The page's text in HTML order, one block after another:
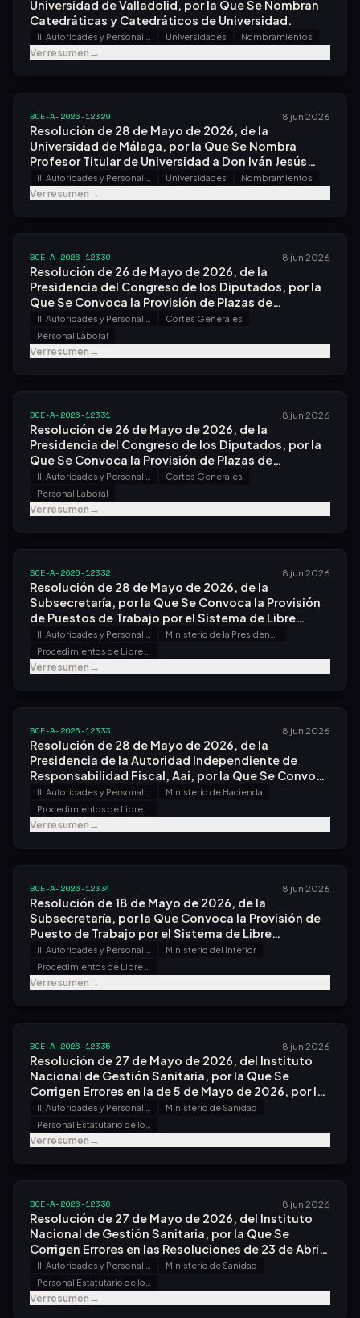
Universidad de Valladolid, por la Que Se Nombran
Catedráticas y Catedráticos de Universidad.
Universidades Nombramientos
Ver resumen→
BOE-A-2026-12329 8 jun 2026
Resolución de 28 de Mayo de 2026, de la
Universidad de Málaga, por la Que Se Nombra
Profesor Titular de Universidad a Don Iván Jesús
Durán Jiménez.
Universidades Nombramientos
Ver resumen→
BOE-A-2026-12330 8 jun 2026
Resolución de 26 de Mayo de 2026, de la
Presidencia del Congreso de los Diputados, por la
Que Se Convoca la Provisión de Plazas de
Enfermero/a con Destino en el Gabinete Médico.
Cortes Generales
Personal Laboral
Ver resumen→
BOE-A-2026-12331 8 jun 2026
Resolución de 26 de Mayo de 2026, de la
Presidencia del Congreso de los Diputados, por la
Que Se Convoca la Provisión de Plazas de
Médico/a con Destino en el Gabinete Médico.
Cortes Generales
Personal Laboral
Ver resumen→
BOE-A-2026-12332 8 jun 2026
Resolución de 28 de Mayo de 2026, de la
Subsecretaría, por la Que Se Convoca la Provisión
de Puestos de Trabajo por el Sistema de Libre
Designación.
Ver resumen→
BOE-A-2026-12333 8 jun 2026
Resolución de 28 de Mayo de 2026, de la
Presidencia de la Autoridad Independiente de
Responsabilidad Fiscal, Aai, por la Que Se Convoca
la Provisión de Puesto de Trabajo por el Sistema de
Libre Designación.
Ministerio de Hacienda
Ver resumen→
BOE-A-2026-12334 8 jun 2026
Resolución de 18 de Mayo de 2026, de la
Subsecretaría, por la Que Convoca la Provisión de
Puesto de Trabajo por el Sistema de Libre
Designación en la Entidad Estatal de Derecho
Público Trabajo Penitenciario y Formación para el
Empleo.
Ministerio del Interior
Ver resumen→
BOE-A-2026-12335 8 jun 2026
Resolución de 27 de Mayo de 2026, del Instituto
Nacional de Gestión Sanitaria, por la Que Se
Corrigen Errores en la de 5 de Mayo de 2026, por la
Que Se Convoca Proceso Selectivo, por Concurso,
por el Sistema General de Acceso Libre y
Promoción Interna, para Acceso a la Condición de
Personal Estatutario Fijo en Plazas de Categorías
Ministerio de Sanidad
Ver resumen→
BOE-A-2026-12336 8 jun 2026
Resolución de 27 de Mayo de 2026, del Instituto
Nacional de Gestión Sanitaria, por la Que Se
Corrigen Errores en las Resoluciones de 23 de Abril
de 2026, por las Que Se Convocan Procesos
Selectivos, por Concurso Oposición, por el
Sistema General de Acceso Libre y Promoción
Interna, para Acceso a la Condición de Personal
Ministerio de Sanidad
Ver resumen→